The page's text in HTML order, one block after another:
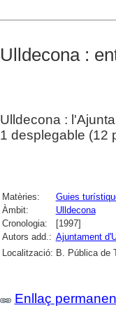
Ulldecona :
Ulldecona :
1 desplegable (12
Matèries:
Guies
Àmbit:
Ulldecona
Cronologia:
[1997]
Autors add.: Ajuntament
Localització: B. Pública de
Enllaç